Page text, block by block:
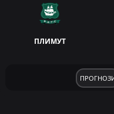
ПЛИМУТ